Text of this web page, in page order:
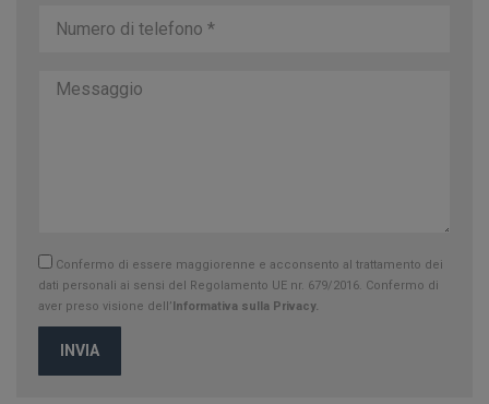
Confermo di essere maggiorenne e acconsento al trattamento dei
dati personali ai sensi del Regolamento UE nr. 679/2016. Confermo di
aver preso visione dell’ Informativa sulla Privacy.
INVIA